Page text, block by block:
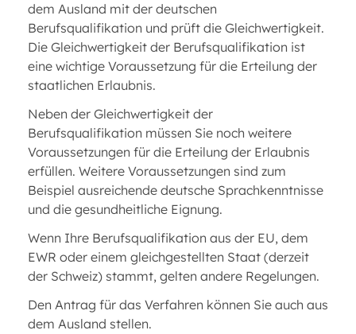
dem Ausland mit der deutschen
Berufsqualifikation und prüft die Gleichwertigkeit.
Die Gleichwertigkeit der Berufsqualifikation ist
eine wichtige Voraussetzung für die Erteilung der
staatlichen Erlaubnis.
Neben der Gleichwertigkeit der
Berufsqualifikation müssen Sie noch weitere
Voraussetzungen für die Erteilung der Erlaubnis
erfüllen. Weitere Voraussetzungen sind zum
Beispiel ausreichende deutsche Sprachkenntnisse
und die gesundheitliche Eignung.
Wenn Ihre Berufsqualifikation aus der EU, dem
EWR oder einem gleichgestellten Staat (derzeit
der Schweiz) stammt, gelten andere Regelungen.
Den Antrag für das Verfahren können Sie auch aus
dem Ausland stellen.